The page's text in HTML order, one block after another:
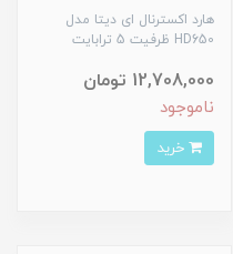
هارد اکسترنال ای دیتا مدل
HD650 ظرفیت 5 ترابایت
12,708,000 تومان
ناموجود